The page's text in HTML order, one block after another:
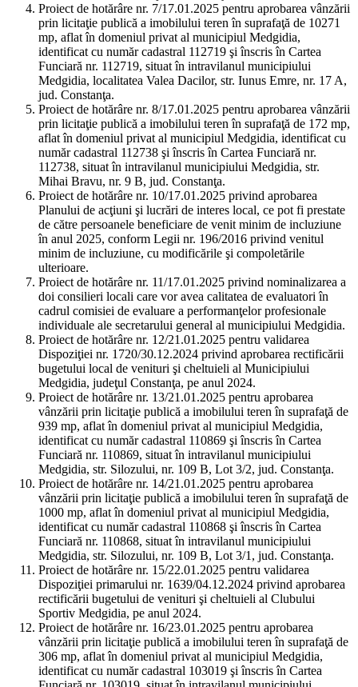
Proiect de hotărâre nr. 7/17.01.2025 pentru aprobarea vânzării
prin licitaţie publică a imobilului teren în suprafaţă de 10271
mp, aflat în domeniul privat al municipiul Medgidia,
identificat cu număr cadastral 112719 şi înscris în Cartea
Funciară nr. 112719, situat în intravilanul municipiului
Medgidia, localitatea Valea Dacilor, str. Iunus Emre, nr. 17 A,
jud. Constanţa.
Proiect de hotărâre nr. 8/17.01.2025 pentru aprobarea vânzării
prin licitaţie publică a imobilului teren în suprafaţă de 172 mp,
aflat în domeniul privat al municipiul Medgidia, identificat cu
număr cadastral 112738 şi înscris în Cartea Funciară nr.
112738, situat în intravilanul municipiului Medgidia, str.
Mihai Bravu, nr. 9 B, jud. Constanţa.
Proiect de hotărâre nr. 10/17.01.2025 privind aprobarea
Planului de acţiuni şi lucrări de interes local, ce pot fi prestate
de către persoanele beneficiare de venit minim de incluziune
în anul 2025, conform Legii nr. 196/2016 privind venitul
minim de incluziune, cu modificările şi compoletările
ulterioare.
Proiect de hotărâre nr. 11/17.01.2025 privind nominalizarea a
doi consilieri locali care vor avea calitatea de evaluatori în
cadrul comisiei de evaluare a performanţelor profesionale
individuale ale secretarului general al municipiului Medgidia.
Proiect de hotărâre nr. 12/21.01.2025 pentru validarea
Dispoziţiei nr. 1720/30.12.2024 privind aprobarea rectificării
bugetului local de venituri şi cheltuieli al Municipiului
Medgidia, judeţul Constanţa, pe anul 2024.
Proiect de hotărâre nr. 13/21.01.2025 pentru aprobarea
vânzării prin licitaţie publică a imobilului teren în suprafaţă de
939 mp, aflat în domeniul privat al municipiul Medgidia,
identificat cu număr cadastral 110869 şi înscris în Cartea
Funciară nr. 110869, situat în intravilanul municipiului
Medgidia, str. Silozului, nr. 109 B, Lot 3/2, jud. Constanţa.
Proiect de hotărâre nr. 14/21.01.2025 pentru aprobarea
vânzării prin licitaţie publică a imobilului teren în suprafaţă de
1000 mp, aflat în domeniul privat al municipiul Medgidia,
identificat cu număr cadastral 110868 şi înscris în Cartea
Funciară nr. 110868, situat în intravilanul municipiului
Medgidia, str. Silozului, nr. 109 B, Lot 3/1, jud. Constanţa.
Proiect de hotărâre nr. 15/22.01.2025 pentru validarea
Dispoziţiei primarului nr. 1639/04.12.2024 privind aprobarea
rectificării bugetului de venituri şi cheltuieli al Clubului
Sportiv Medgidia, pe anul 2024.
Proiect de hotărâre nr. 16/23.01.2025 pentru aprobarea
vânzării prin licitaţie publică a imobilului teren în suprafaţă de
306 mp, aflat în domeniul privat al municipiul Medgidia,
identificat cu număr cadastral 103019 şi înscris în Cartea